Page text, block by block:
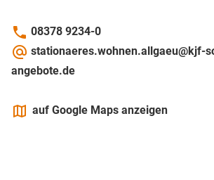
phone 08378 9234-0
alternate_email stationaeres.wohnen.allgaeu@kjf-
angebote.de
mapsauf Google Maps anzeigen